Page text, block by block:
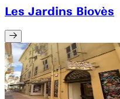
Les Jardins Biovès